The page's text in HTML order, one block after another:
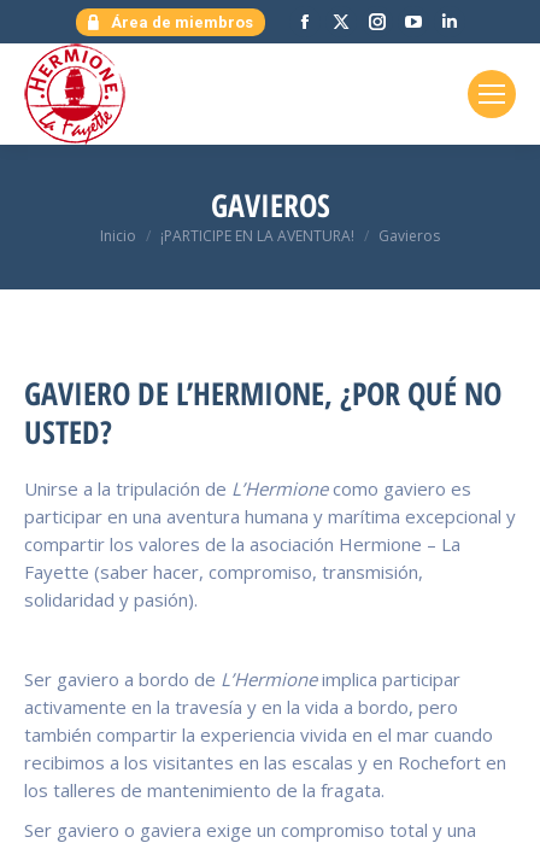
Área de miembros
Facebook
newnew
Instagram
new
YouTube
opens
new
opens
in
new
GAVIEROS
Estás aquí:
Inicio ¡PARTICIPE EN LA AVENTURA! Gavieros
GAVIERO DE L’HERMIONE, ¿POR QUÉ NO
USTED?
Unirse a la tripulación de L’Hermionecomo gaviero es
participar en una aventura humana y marítima excepcional y
compartir los valores de la asociación Hermione – La
Fayette (saber hacer, compromiso, transmisión,
solidaridad y pasión).
Ser gaviero a bordo de L’Hermioneimplica participar
activamente en la travesía y en la vida a bordo, pero
también compartir la experiencia vivida en el mar cuando
recibimos a los visitantes en las escalas y en Rochefort en
los talleres de mantenimiento de la fragata.
Ser gaviero o gaviera exige un compromiso total y una